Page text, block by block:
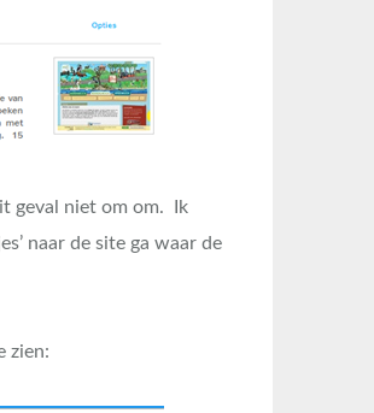
geval niet om om. Ik
naar de site ga waar de
zien: